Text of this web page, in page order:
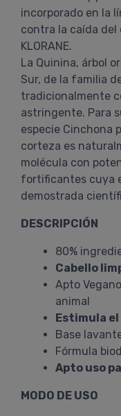
incorporado en la
contra la caída del
KLORANE.
La Quinina, árbol
Sur, de la familia
tradicionalmente
astringente. Para
especie Cinchona
corteza es
molécula con
fortificantes cuya
demostrada
DESCRIPCIÓN
80%
Cabello
Apto
animal
Estimula
Base
Fórmula
Apto uso
MODO DE USO